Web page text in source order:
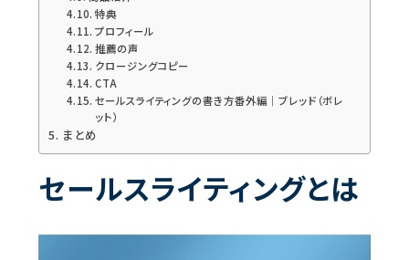
特典
プロフィール
推薦の声
クロージングコピー
CTA
セールスライティングの書き方番外編｜ブレッド（ボレ
ット）
まとめ
セールスライティングとは